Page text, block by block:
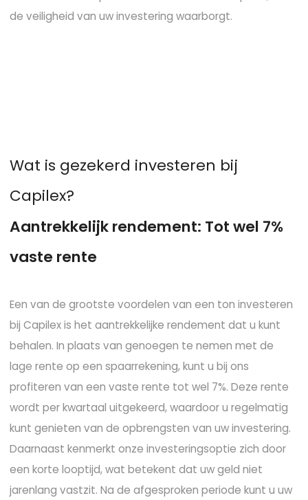
de veiligheid van uw investering waarborgt.
Wat is gezekerd investeren bij
Capilex?
Aantrekkelijk rendement: Totwel 7%
vaste rente
Een van de grootste voordelen van een ton investeren
bij Capilex is het aantrekkelijke rendement dat u kunt
behalen. In plaats van genoegen te nemen met de
lage rente op een spaarrekening, kunt u bij ons
profiteren van een vaste rente tot wel 7%. Deze rente
wordt per kwartaal uitgekeerd, waardoor u regelmatig
kunt genieten van de opbrengsten van uw investering.
Daarnaast kenmerkt onze investeringsoptie zich door
een korte looptijd, wat betekent dat uw geld niet
jarenlang vastzit. Na de afgesproken periode kunt u uw